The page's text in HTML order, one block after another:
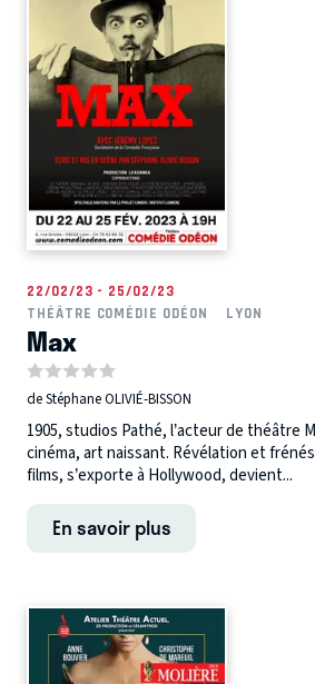
22/02/23 - 25/02/23
THÉÂTRE COMÉDIE ODÉON
LYON
Max
de Stéphane OLIVIÉ-BISSON
1905, studios Pathé, l’acteur de théâtre
cinéma, art naissant. Révélation et
films, s’exporte à Hollywood, devient...
En savoir plus